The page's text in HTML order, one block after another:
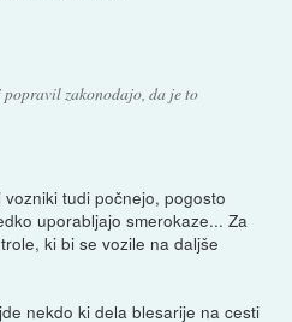
popravil zakonodajo, da je to
tudi počnejo, pogosto
uporabljajo smerokaze... Za
ki bi se vozile na daljše
nekdo ki dela blesarije na cesti